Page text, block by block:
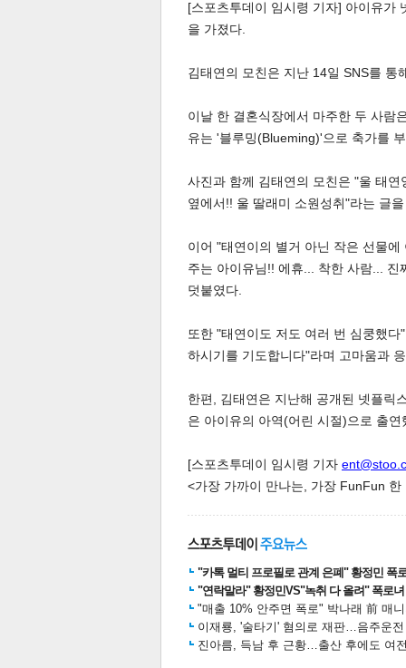
[스포츠투데이 임시령 기자] 아이유가
을 가졌다.
김태연의 모친은 지난 14일 SNS를 통
이날 한 결혼식장에서 마주한 두 사람
유는 '블루밍(Blueming)'으로 축가를
사진과 함께 김태연의 모친은 "울 태
옆에서!! 울 딸래미 소원성취"라는 글
이어 "태연이의 별거 아닌 작은 선물
주는 아이유님!! 에휴... 착한 사람...
덧붙였다.
또한 "태연이도 저도 여러 번 심쿵했
하시기를 기도합니다"라며 고마움과
한편, 김태연은 지난해 공개된 넷플릭
은 아이유의 아역(어린 시절)으로 출연
[스포츠투데이 임시령 기자
<가장 가까이 만나는, 가장 FunFun
"카톡 멀티 프로필로 관계 은폐" 황정민 폭
"연락말라" 황정민VS"녹취 다 올려" 폭로
"매출 10% 안주면 폭로" 박나래 前 매
이재룡, '술타기' 혐의로 재판…음주운
진아름, 득남 후 근황…출산 후에도 여